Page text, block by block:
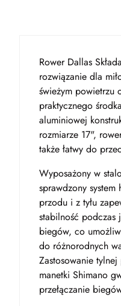
Rower Dallas
rozwiązanie dla
świeżym powietrzu
praktycznego
aluminiowej
rozmiarze 17",
także łatwy do
Wyposażony w
sprawdzony system
przodu i z tyłu
stabilność podczas
biegów, co
do różnorodnych
Zastosowanie
manetki Shimano
przełączanie